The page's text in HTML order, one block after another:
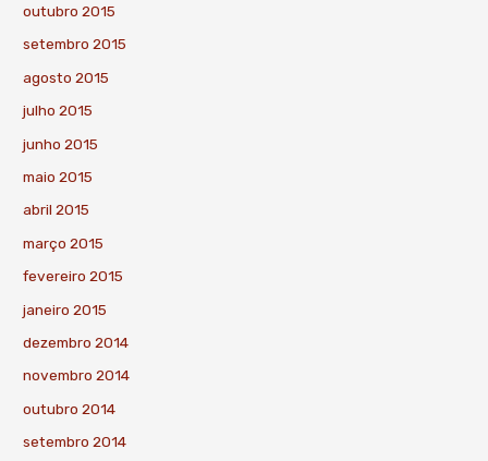
outubro 2015
setembro 2015
agosto 2015
julho 2015
junho 2015
maio 2015
abril 2015
março 2015
fevereiro 2015
janeiro 2015
dezembro 2014
novembro 2014
outubro 2014
setembro 2014